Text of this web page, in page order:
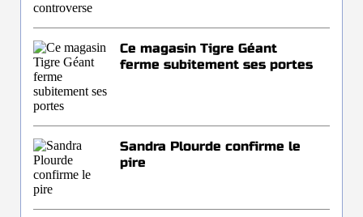
Ce magasin Tigre Géant
ferme subitement ses portes
Sandra Plourde confirme le
pire